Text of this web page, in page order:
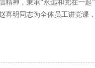
精神，秉承“永远和党在一
喜明同志为全体员工讲党课